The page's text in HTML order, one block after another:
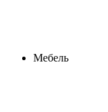
Мебель